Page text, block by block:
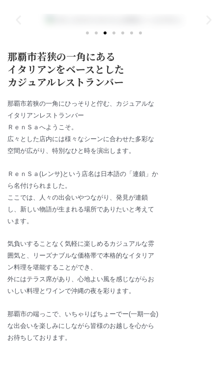
那覇市若狭の一角にある
イタリアンをベースとした
カジュアルレストランバー
那覇市若狭の一角にひっそりと佇む、カジュアルな
イタリアンレストランバー
ＲｅｎＳａへようこそ。
広々とした店内には様々なシーンに合わせた多彩な
空間が広がり、特別なひと時を演出します。
ＲｅｎＳａ(レンサ)という店名は日本語の「連鎖」か
ら名付けられました。
ここでは、人々の出会いやつながり、発見が連鎖
し、新しい物語が生まれる場所でありたいと考えて
います。
気負いすることなく気軽に楽しめるカジュアルな雰
囲気と、リーズナブルな価格帯で本格的なイタリア
ン料理を堪能することができ、
外にはテラス席があり、心地よい風を感じながらお
いしい料理とワインで沖縄の夜を彩ります。
那覇市の端っこで、いちゃりばちょーでー(一期一会)
な出会いを楽しみにしながら皆様のお越しを心から
お待ちしております。